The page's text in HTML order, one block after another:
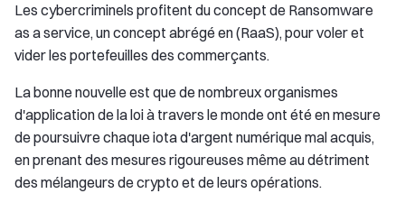
Les cybercriminels profitent du concept de Ransomware
as a service, un concept abrégé en (RaaS), pour voler et
vider les portefeuilles des commerçants.
La bonne nouvelle est que de nombreux organismes
d'application de la loi à travers le monde ont été en mesure
de poursuivre chaque iota d'argent numérique mal acquis,
en prenant des mesures rigoureuses même au détriment
des mélangeurs de crypto et de leurs opérations.